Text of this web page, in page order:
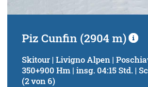
Piz Cunfin (2904 m)
Skitour | Livigno Alpen |
350+900 Hm | insg. 04:15 Std. |
(2 von 6)